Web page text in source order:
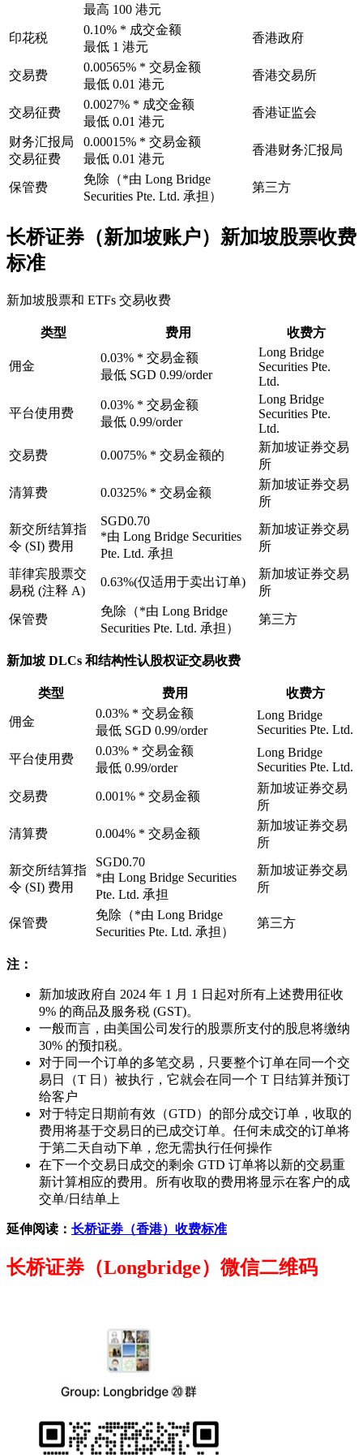
最高 100 港元
印花税
0.10% * 成交金额
最低 1 港元
香港政府
交易费
0.00565% * 交易金额
最低 0.01 港元
香港交易所
交易征费
0.0027% * 成交金额
最低 0.01 港元
香港证监会
财务汇报局
交易征费
0.00015% * 交易金额
最低 0.01 港元
香港财务汇报局
保管费
免除（*由 Long Bridge
Securities Pte. Ltd. 承担）
第三方
长桥证券（新加坡账户）新加坡股票收费
标准
新加坡股票和 ETFs 交易收费
类型 费用 收费方
佣金
0.03% * 交易金额
最低 SGD 0.99/order
Long Bridge
Securities Pte.
Ltd.
平台使用费
0.03% * 交易金额
最低 0.99/order
Long Bridge
Securities Pte.
Ltd.
交易费
0.0075% * 交易金额的
新加坡证券交易
所
清算费 0.0325% * 交易金额
新加坡证券交易
所
新交所结算指
令 (SI) 费用
SGD0.70
*由 Long Bridge Securities
Pte. Ltd. 承担
新加坡证券交易
所
菲律宾股票交
易税 (注释 A)
0.63%(仅适用于卖出订单)
新加坡证券交易
所
保管费
免除（*由 Long Bridge
Securities Pte. Ltd. 承担）
第三方
新加坡 DLCs 和结构性认股权证交易收费
类型 费用 收费方
佣金
0.03% * 交易金额
最低 SGD 0.99/order
Long Bridge
Securities Pte. Ltd.
平台使用费
0.03% * 交易金额
最低 0.99/order
Long Bridge
Securities Pte. Ltd.
交易费 0.001% * 交易金额
新加坡证券交易
所
清算费 0.004% * 交易金额
新加坡证券交易
所
新交所结算指
令 (SI) 费用
SGD0.70
*由 Long Bridge Securities
Pte. Ltd. 承担
新加坡证券交易
所
保管费
免除（*由 Long Bridge
Securities Pte. Ltd. 承担）
第三方
注：
新加坡政府自 2024 年 1 月 1 日起对所有上述费用征收
9% 的商品及服务税 (GST)。
一般而言，由美国公司发行的股票所支付的股息将缴纳
30% 的预扣税。
对于同一个订单的多笔交易，只要整个订单在同一个交
易日（T 日）被执行，它就会在同一个 T 日结算并预订
给客户
对于特定日期前有效（GTD）的部分成交订单，收取的
费用将基于交易日的已成交订单。任何未成交的订单将
于第二天自动下单，您无需执行任何操作
在下一个交易日成交的剩余 GTD 订单将以新的交易重
新计算相应的费用。所有收取的费用将显示在客户的成
交单/日结单上
延伸阅读： 长桥证券（香港）收费标准
长桥证券（Longbridge）微信二维码